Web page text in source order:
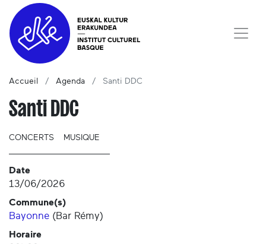
Accueil Agenda Santi DDC
Santi DDC
CONCERTS MUSIQUE
Date
13/06/2026
Commune(s)
Bayonne (Bar Rémy)
Horaire